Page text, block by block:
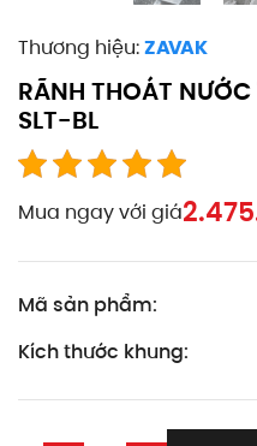
Thương hiệu:ZAVAK
RÃNH THOÁT NƯỚC
SLT-BL
Mua ngay với giá
Mã sản phẩm:
Kích thước khung: